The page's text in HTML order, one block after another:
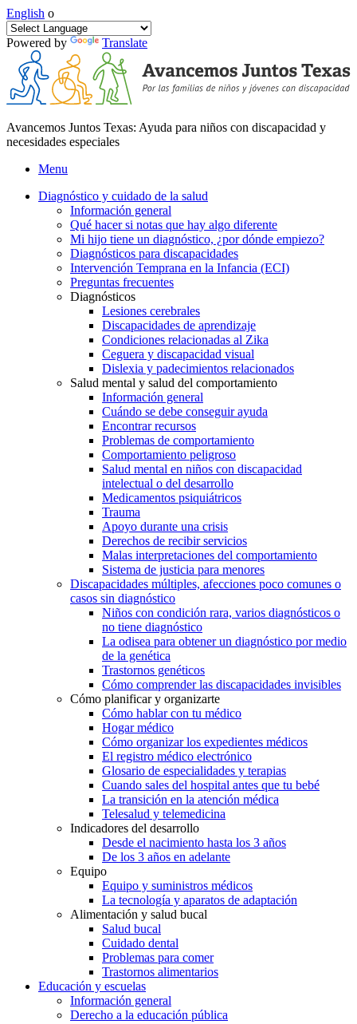
English o
Powered by Translate
Avancemos Juntos Texas: Ayuda para niños con discapacidad y
necesidades especiales
Menu
Diagnóstico y cuidado de la salud
Información general
Qué hacer si notas que hay algo diferente
Mi hijo tiene un diagnóstico, ¿por dónde empiezo?
Diagnósticos para discapacidades
Intervención Temprana en la Infancia (ECI)
Preguntas frecuentes
Diagnósticos
Lesiones cerebrales
Discapacidades de aprendizaje
Condiciones relacionadas al Zika
Ceguera y discapacidad visual
Dislexia y padecimientos relacionados
Salud mental y salud del comportamiento
Información general
Cuándo se debe conseguir ayuda
Encontrar recursos
Problemas de comportamiento
Comportamiento peligroso
Salud mental en niños con discapacidad
intelectual o del desarrollo
Medicamentos psiquiátricos
Trauma
Apoyo durante una crisis
Derechos de recibir servicios
Malas interpretaciones del comportamiento
Sistema de justicia para menores
Discapacidades múltiples, afecciones poco comunes o
casos sin diagnóstico
Niños con condición rara, varios diagnósticos o
no tiene diagnóstico
La odisea para obtener un diagnóstico por medio
de la genética
Trastornos genéticos
Cómo comprender las discapacidades invisibles
Cómo planificar y organizarte
Cómo hablar con tu médico
Hogar médico
Cómo organizar los expedientes médicos
El registro médico electrónico
Glosario de especialidades y terapias
Cuando sales del hospital antes que tu bebé
La transición en la atención médica
Telesalud y telemedicina
Indicadores del desarrollo
Desde el nacimiento hasta los 3 años
De los 3 años en adelante
Equipo
Equipo y suministros médicos
La tecnología y aparatos de adaptación
Alimentación y salud bucal
Salud bucal
Cuidado dental
Problemas para comer
Trastornos alimentarios
Educación y escuelas
Información general
Derecho a la educación pública